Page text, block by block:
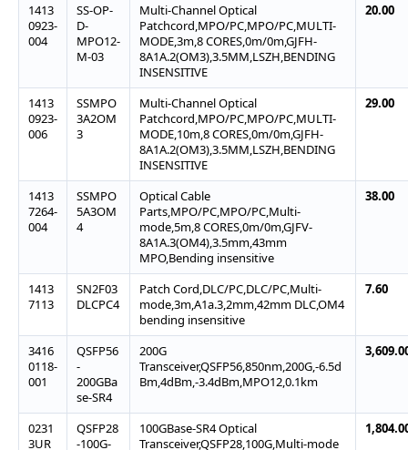
1413
0923-
004
SS-OP-
D-
MPO12-
M-03
Multi-Channel Optical
Patchcord,MPO/PC,MPO/PC,MULTI-
MODE,3m,8 CORES,0m/0m,GJFH-
8A1A.2(OM3),3.5MM,LSZH,BENDING
INSENSITIVE
20.00
1413
0923-
006
SSMPO
3A2OM
3
Multi-Channel Optical
Patchcord,MPO/PC,MPO/PC,MULTI-
MODE,10m,8 CORES,0m/0m,GJFH-
8A1A.2(OM3),3.5MM,LSZH,BENDING
INSENSITIVE
29.00
1413
7264-
004
SSMPO
5A3OM
4
Optical Cable
Parts,MPO/PC,MPO/PC,Multi-
mode,5m,8 CORES,0m/0m,GJFV-
8A1A.3(OM4),3.5mm,43mm
MPO,Bending insensitive
38.00
1413
7113
SN2F03
DLCPC4
Patch Cord,DLC/PC,DLC/PC,Multi-
mode,3m,A1a.3,2mm,42mm DLC,OM4
bending insensitive
7.60
3416
0118-
001
QSFP56
-
200GBa
se-SR4
200G
Transceiver,QSFP56,850nm,200G,-6.5d
Bm,4dBm,-3.4dBm,MPO12,0.1km
0231
3UR
QSFP28
-100G-
100GBase-SR4 Optical
Transceiver,QSFP28,100G,Multi-mode